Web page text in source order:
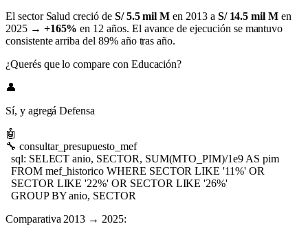
El sector Salud creció de S/ 5.5 mil M en 2013 a S/ 14.5 mil M en
2025 → +165% en 12 años. El avance de ejecución se mantuvo
consistente arriba del 89% año tras año.
¿Querés que lo compare con Educación?
👤
Sí, y agregá Defensa
🤖
🔧 consultar_presupuesto_mef
sql: SELECT anio, SECTOR, SUM(MTO_PIM)/1e9 AS pim
FROM mef_historico WHERE SECTOR LIKE '11%' OR
SECTOR LIKE '22%' OR SECTOR LIKE '26%'
GROUP BY anio, SECTOR
Comparativa 2013 → 2025: